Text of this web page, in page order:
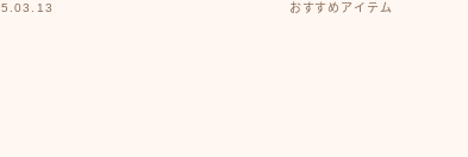
おすすめアイテム